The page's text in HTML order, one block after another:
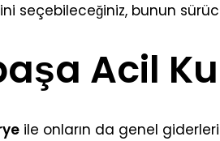
seçebileceğiniz, bunun
Acil
ile onların da genel